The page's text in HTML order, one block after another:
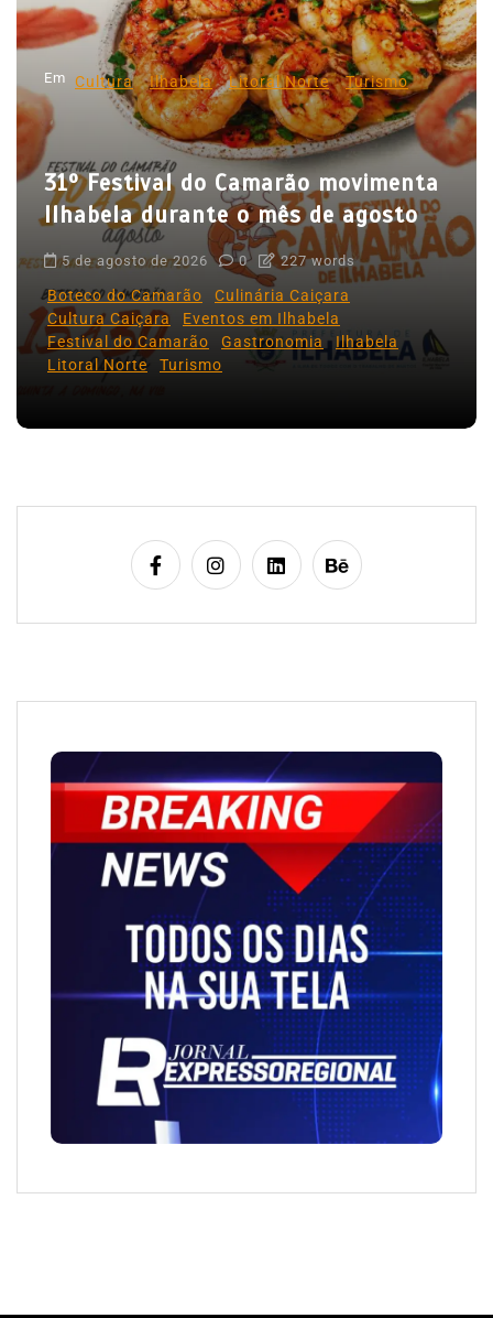
o
d
e
P
s
Em Cultura Ilhabela Litoral Norte Turismo
31º Festival do Camarão movimenta
Ilhabela durante o mês de agosto
5 de agosto de 2026 0 227 words
Boteco do Camarão
Culinária Caiçara
Cultura Caiçara
Eventos em Ilhabela
Festival do Camarão
Gastronomia
Ilhabela
Litoral Norte
Turismo